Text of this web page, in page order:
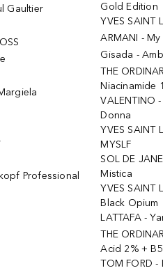
Gaultier
Professional
Gold Edition
YVES SAINT
ARMANI -
Gisada -
THE
Niacinamide
VALENTINO
Donna
YVES SAINT
MYSLF
SOL DE
Mistica
YVES SAINT
Black Opium
LATTAFA -
THE
Acid 2% + B5
TOM FORD